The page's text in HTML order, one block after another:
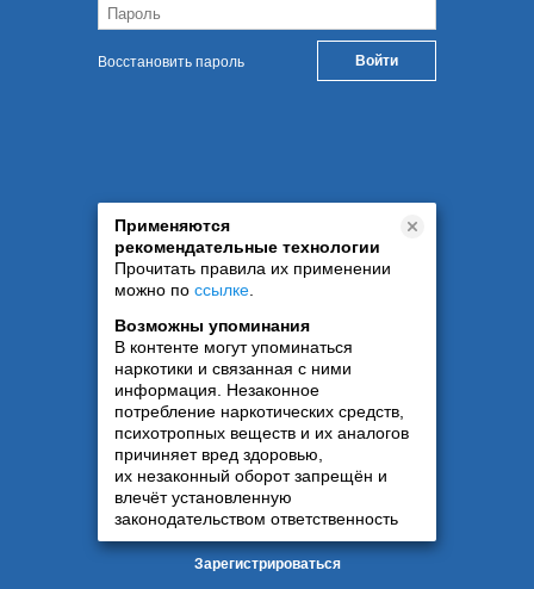
Восстановить пароль
Применяются
рекомендательные технологии
Прочитать правила их применении
можно по ссылке
Возможны упоминания
В контенте могут упоминаться
наркотики и связанная с ними
информация. Незаконное
потребление наркотических средств,
психотропных веществ и их аналогов
причиняет вред здоровью,
их незаконный оборот запрещён и
влечёт установленную
законодательством ответственность
Зарегистрироваться